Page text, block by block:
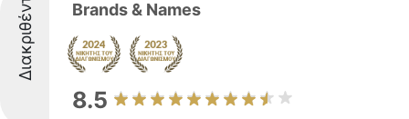
Διακριθέντες Brands & Names
8.5